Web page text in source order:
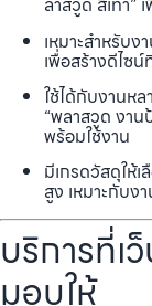
เหมาะสำหรับ
เพื่อสร้างดีไซ
ใช้ได้กับงานหล
“พลาสวูด งาน
พร้อมใช้งาน
มีเกรดวัสดุให้
สูง เหมาะกับ
บริการที่เ
มอบให้